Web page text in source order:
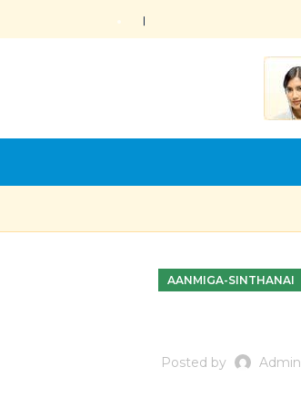
AANMIGA-SINTHANAI
Posted by Admin